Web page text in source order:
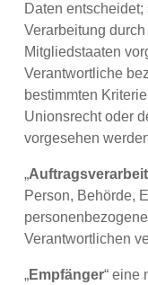
Daten
Verarbeitung
Mitgliedstaaten
Verantwortliche
bestimmten
Unionsrecht oder
vorgesehen
„
Person, Behörde,
Verantwortlichen
„Empfänger“ eine